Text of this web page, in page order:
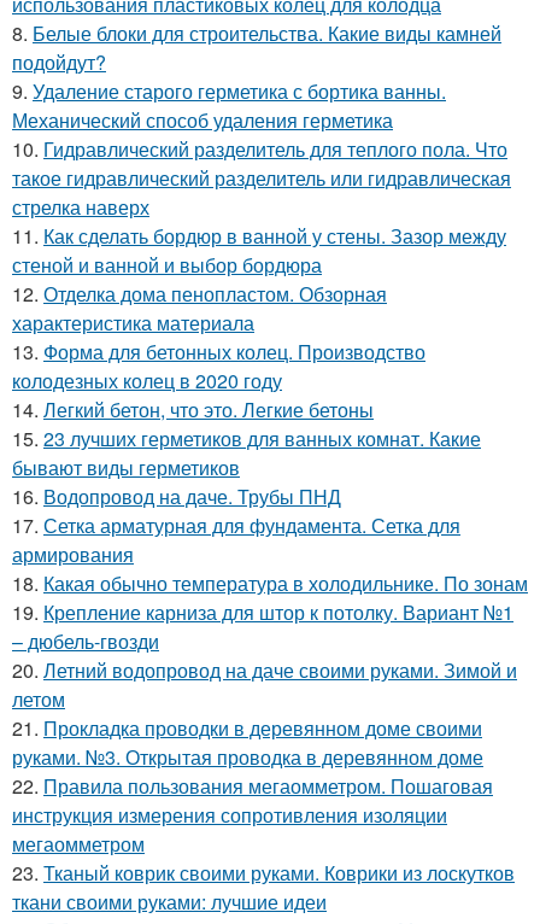
8. Белые блоки для строительства. Какие виды камней
подойдут?
9. Удаление старого герметика с бортика ванны.
Механический способ удаления герметика
10. Гидравлический разделитель для теплого пола. Что
такое гидравлический разделитель или гидравлическая
стрелка наверх
11. Как сделать бордюр в ванной у стены. Зазор между
стеной и ванной и выбор бордюра
12. Отделка дома пенопластом. Обзорная
характеристика материала
13. Форма для бетонных колец. Производство
колодезных колец в 2020 году
14. Легкий бетон, что это. Легкие бетоны
15. 23 лучших герметиков для ванных комнат. Какие
бывают виды герметиков
16. Водопровод на даче. Трубы ПНД
17. Сетка арматурная для фундамента. Сетка для
армирования
18. Какая обычно температура в холодильнике. По зонам
19. Крепление карниза для штор к потолку. Вариант №1
– дюбель-гвозди
20. Летний водопровод на даче своими руками. Зимой и
летом
21. Прокладка проводки в деревянном доме своими
руками. №3. Открытая проводка в деревянном доме
22. Правила пользования мегаомметром. Пошаговая
инструкция измерения сопротивления изоляции
мегаомметром
23. Тканый коврик своими руками. Коврики из лоскутков
ткани своими руками: лучшие идеи